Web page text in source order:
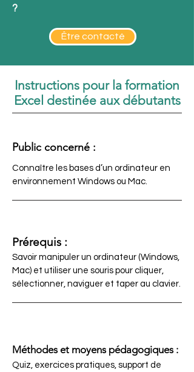
?
Être contacté
Instructions pour la formation
Excel destinée aux débutants
Public concerné :
Connaître les bases d’un ordinateur en
environnement Windows ou Mac.
Prérequis :
Savoir manipuler un ordinateur (Windows,
Mac) et utiliser une souris pour cliquer,
sélectionner, naviguer et taper au clavier.
Méthodes et moyens pédagogiques :
Quiz, exercices pratiques, support de